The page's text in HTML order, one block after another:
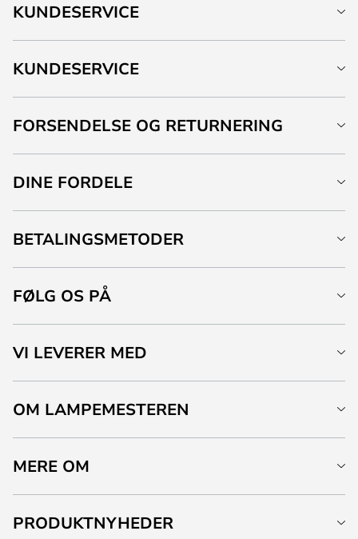
KUNDESERVICE
KUNDESERVICE
FORSENDELSE OG RETURNERING
DINE FORDELE
BETALINGSMETODER
FØLG OS PÅ
VI LEVERER MED
OM LAMPEMESTEREN
MERE OM
PRODUKTNYHEDER